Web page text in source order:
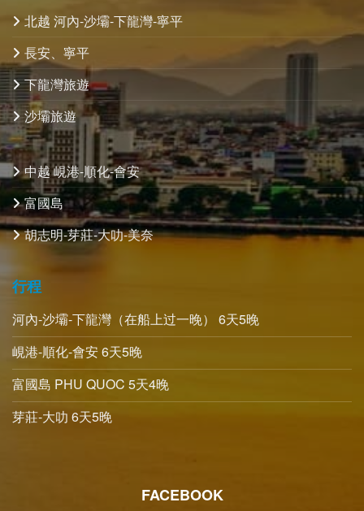
北越 河內-沙壩-下龍灣-寧平
長安、寧平
下龍灣旅遊
沙壩旅遊
中越 峴港-順化-會安
富國島
胡志明-芽莊-大叻-美奈
行程
河內-沙壩-下龍灣（在船上过一晚） 6天5晚
峴港-順化-會安 6天5晚
富國島 PHU QUOC 5天4晚
芽莊-大叻 6天5晚
FACEBOOK